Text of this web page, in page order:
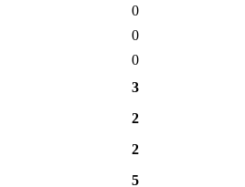
0
0
0
3
2
2
5